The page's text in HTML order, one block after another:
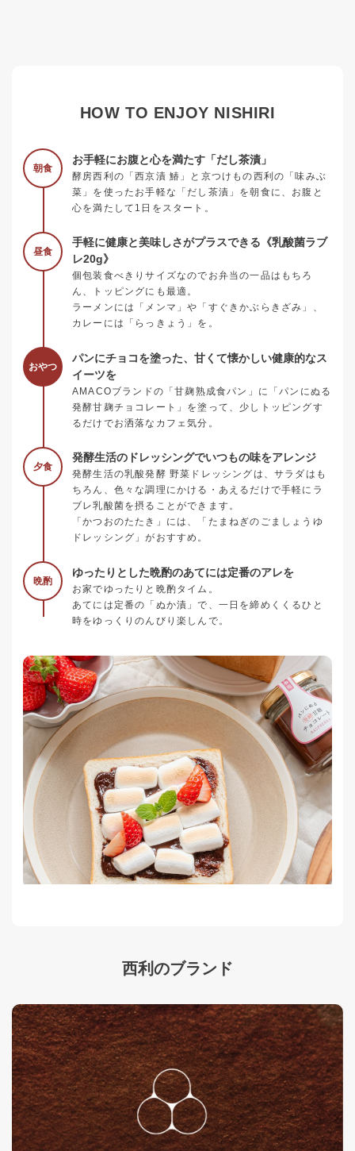
HOW TO ENJOY NISHIRI
朝食
お手軽にお腹と心を満たす「だし茶漬」
酵房西利の「西京漬 鰆」と京つけもの西利の「味みぶ
菜」を使ったお手軽な「だし茶漬」を朝食に、お腹と
心を満たして1日をスタート。
昼食
手軽に健康と美味しさがプラスできる《乳酸菌ラブ
レ20g》
個包装食べきりサイズなのでお弁当の一品はもちろ
ん、トッピングにも最適。
ラーメンには「メンマ」や「すぐきかぶらきざみ」、
カレーには「らっきょう」を。
おやつ
パンにチョコを塗った、甘くて懐かしい健康的なス
イーツを
AMACOブランドの「甘麹熟成食パン」に「パンにぬる
発酵甘麹チョコレート」を塗って、少しトッピングす
るだけでお洒落なカフェ気分。
夕食
発酵生活のドレッシングでいつもの味をアレンジ
発酵生活の乳酸発酵 野菜ドレッシングは、サラダはも
ちろん、色々な調理にかける・あえるだけで手軽にラ
ブレ乳酸菌を摂ることができます。
「かつおのたたき」には、「たまねぎのごましょうゆ
ドレッシング」がおすすめ。
晩酌
ゆったりとした晩酌のあてには定番のアレを
お家でゆったりと晩酌タイム。
あてには定番の「ぬか漬」で、一日を締めくくるひと
時をゆっくりのんびり楽しんで。
西利のブランド